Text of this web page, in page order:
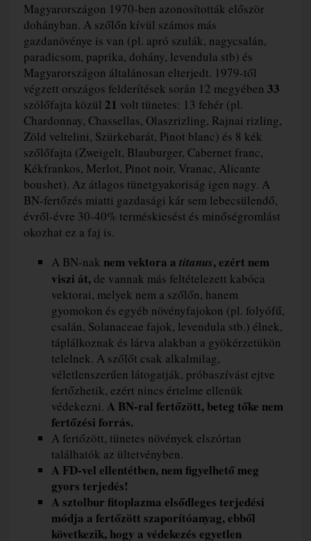
Magyarországon 1970-ben azonosították először
dohányban. A szőlőn kívül számos más
gazdanövénye is van (pl. apró szulák, nagycsalán,
paradicsom, paprika, dohány, levendula stb) és
Magyarországon általánosan elterjedt. 1979-től
végzett országos felderítések során 12 megyében 33
szólőfajta közül 21 volt tünetes: 13 fehér (pl.
Chardonnay, Chassellas, Olaszrizling, Rajnai rizling,
Zöld veltelini, Szürkebarát, Pinot blanc) és 8 kék
szőlőfajta (Zweigelt, Blauburger, Cabernet franc,
Kékfrankos, Merlot, Pinot noir, Vranac, Alicante
boushet). Az átlagos tünetgyakoriság igen nagy. A
BN-fertőzés miatti gazdasági kár sem lebecsülendő,
évről-évre 30-40% terméskiesést és minőségromlást
okozhat ez a faj is.
A BN-nak nem vektora a titanus, ezért nem
viszi át,de vannak más feltételezett kabóca
vektorai, melyek nem a szőlőn, hanem
gyomokon és egyéb növényfajokon (pl. folyófű,
csalán, Solanaceae fajok, levendula stb.) élnek,
táplálkoznak és lárva alakban a gyökérzetükön
telelnek. A szőlőt csak alkalmilag,
véletlenszerűen látogatják, próbaszívást ejtve
fertőzhetik, ezért nincs értelme ellenük
védekezni. A BN-ral fertőzött, beteg tőke nem
fertőzési forrás.
A fertőzött, tünetes növények elszórtan
találhatók az ültetvényben.
A FD-vel ellentétben, nem figyelhető meg
gyors terjedés!
A sztolbur fitoplazma elsődleges terjedési
módja a fertőzött szaporítóanyag, ebből
következik, hogy a védekezés egyetlen